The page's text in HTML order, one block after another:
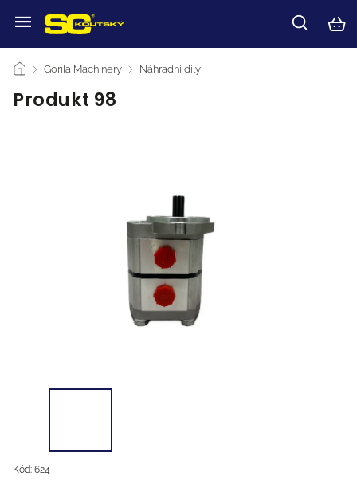
/ Gorila Machinery / Náhradní díly
Produkt 98
Kód: 624